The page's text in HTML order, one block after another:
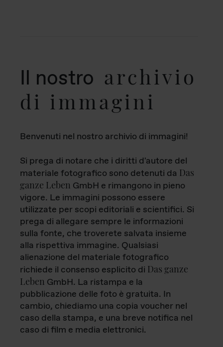
Il nostro archivio
di immagini
Benvenuti nel nostro archivio di immagini!
Si prega di notare che i diritti d'autore del
materiale fotografico sono detenuti da Das
ganze Leben GmbH e rimangono in pieno
vigore. Le immagini possono essere
utilizzate per scopi editoriali e scientifici. Si
prega di allegare sempre le informazioni
sulla fonte, che troverete salvata insieme
alla rispettiva immagine. Qualsiasi
alienazione del materiale fotografico
richiede il consenso esplicito di Das ganze
Leben GmbH. La ristampa e la
pubblicazione delle foto è gratuita. In
cambio, chiediamo una copia voucher nel
caso della stampa, e una breve notifica nel
caso di film e media elettronici.